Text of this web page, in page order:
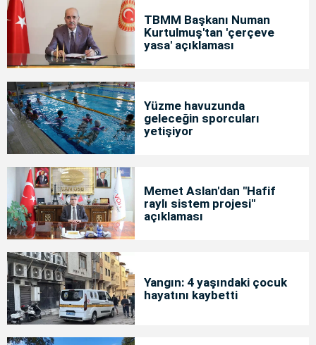
TBMM Başkanı Numan
Kurtulmuş'tan 'çerçeve
yasa' açıklaması
Yüzme havuzunda
geleceğin sporcuları
yetişiyor
Memet Aslan'dan "Hafif
raylı sistem projesi"
açıklaması
Yangın: 4 yaşındaki çocuk
hayatını kaybetti